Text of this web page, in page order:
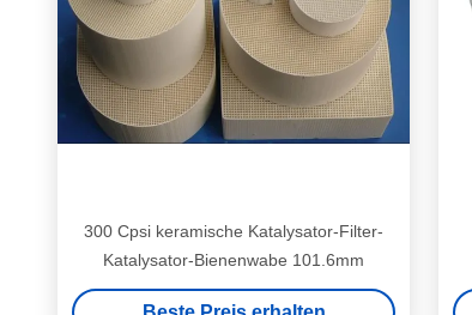
300 Cpsi keramische Katalysator-Filter-
Katalysator-Bienenwabe 101.6mm